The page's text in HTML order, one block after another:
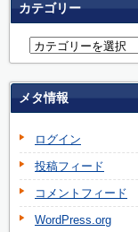
カテゴリー
メタ情報
ログイン
投稿フィード
コメントフィード
WordPress.org